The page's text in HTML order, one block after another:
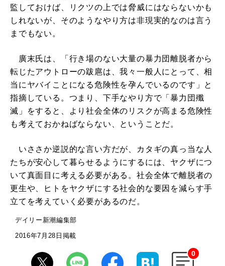
監しておけば、リクツの上では脅威にはならないかも
しれないが、そのようなやり方は非現実的なのは言う
までもない。
廣末氏は、「行き場のない大量の暴力団離脱者から
転じたアウトローの跋扈は、我々一般人にとって、相
当にヤバイことになる危険性を孕んでいるのです」と
指摘している。つまり、下手なやり方で「暴力団殲
滅」をすると、より社会全体のリスクが高まる危険性
も考えておかねばならない、ということだ。
いささか逆説的な言い方だが、カタギの真っ当な人
たちが安心して暮らせるようにするには、ヤクザにつ
いて真面目に考える必要がある。社会全体で離脱者の
更生や、ヒトをヤクザにする社会的な要因を減らす手
立てを考えていく必要があるのだ。
デイリー新潮編集部
2016年7月28日掲載
0